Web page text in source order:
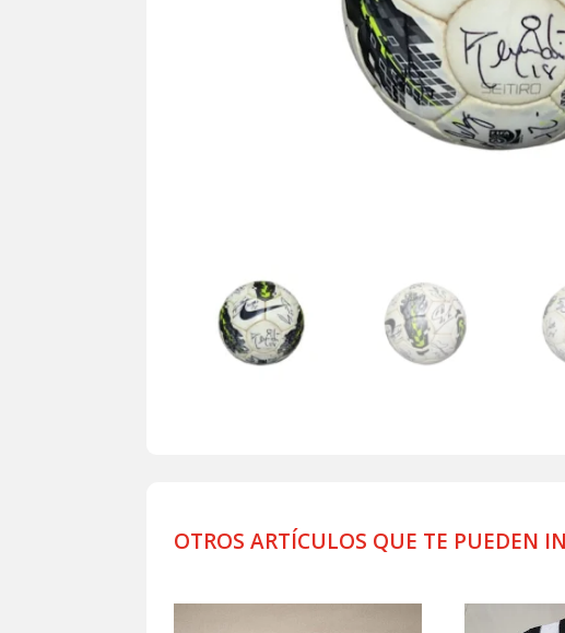
OTROS ARTÍCULOS QUE TE PUEDEN